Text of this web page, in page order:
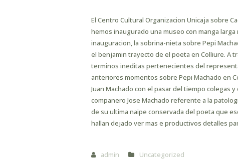
El Centro Cultural Organizacion Unicaja sobre
hemos inaugurado una museo con manga
inauguracion, la sobrina-nieta sobre Pepi
el benjamin trayecto de el poeta en Colliure. A
terminos ineditas pertenecientes del
anteriores momentos sobre Pepi Machado en
Juan Machado con el pasar del tiempo colegas
companero Jose Machado referente a la
de su ultima naipe conservada del poeta que
hallan dejado ver mas e productivos detalles
admin Uncategorized